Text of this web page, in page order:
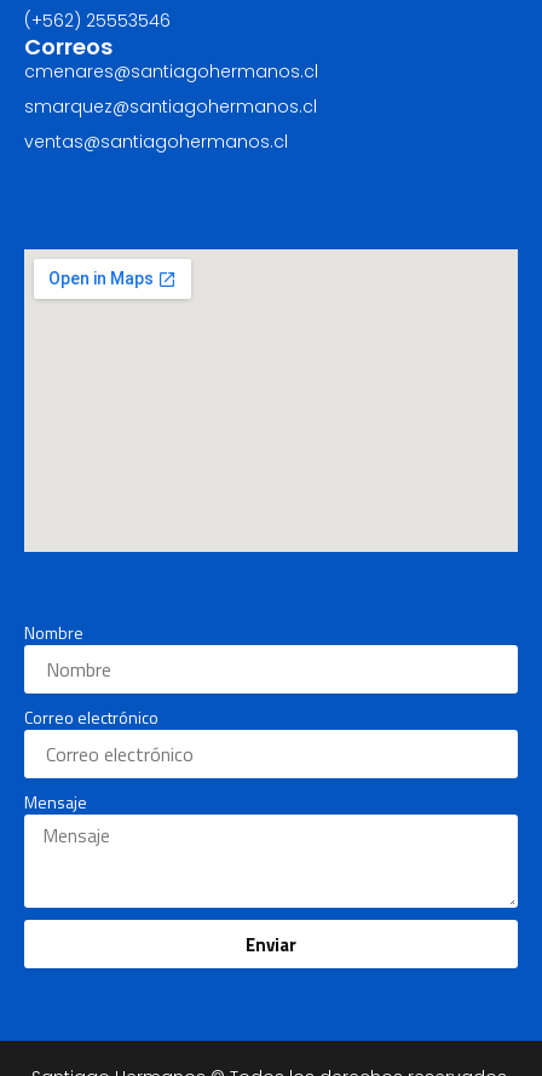
(+562) ‪25553546
Correos
cmenares@santiagohermanos.cl
smarquez@santiagohermanos.cl
ventas@santiagohermanos.cl
Nombre
Correo electrónico
Mensaje
Enviar